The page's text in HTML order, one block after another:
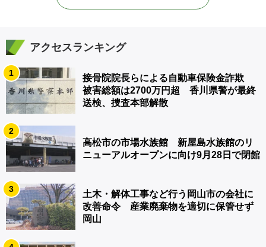
アクセスランキング
1
接骨院院長らによる自動車保険金詐欺
被害総額は2700万円超 香川県警が最終
送検、捜査本部解散
2
高松市の市場水族館 新屋島水族館のリ
ニューアルオープンに向け9月28日で閉館
3
土木・解体工事など行う岡山市の会社に
改善命令 産業廃棄物を適切に保管せず
岡山